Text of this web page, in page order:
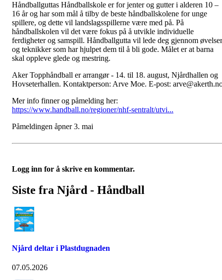
Håndballguttas Håndballskole er for jenter og gutter i alderen 10 –
16 år og har som mål å tilby de beste håndballskolene for unge
spillere, og dette vil landslagsspillerne være med på. På
håndballskolen vil det være fokus på å utvikle individuelle
ferdigheter og samspill. Håndballgutta vil lede deg gjennom øvelser
og teknikker som har hjulpet dem til å bli gode. Målet er at barna
skal oppleve glede og mestring.
Aker Topphåndball er arrangør - 14. til 18. august, Njårdhallen og
Hovseterhallen. Kontaktperson: Arve Moe. E-post:
Mer info finner og påmelding her:
https://www.handball.no/regioner/nhf-sentralt/utvi...
Påmeldingen åpner 3. mai
Logg inn for å skrive en kommentar.
Siste fra Njård - Håndball
Njård deltar i Plastdugnaden
07.05.2026